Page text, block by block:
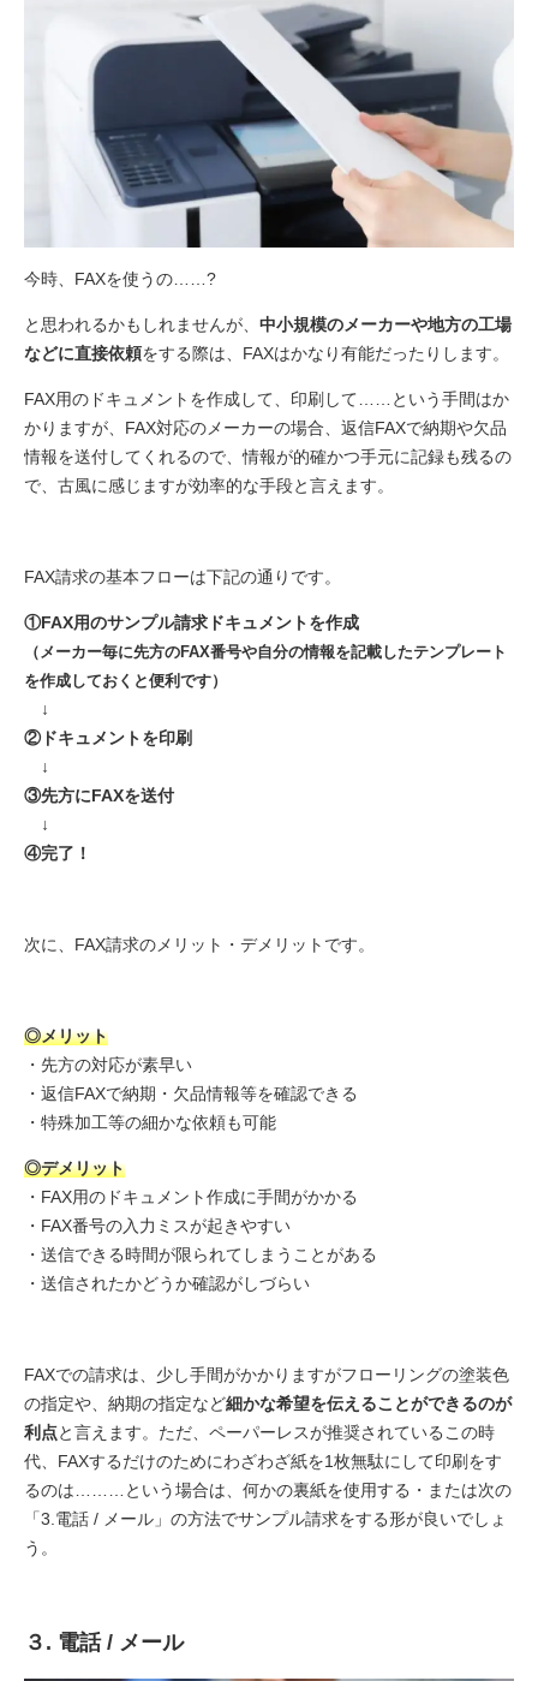
今時、FAXを使うの……?
と思われるかもしれませんが、 中小規模のメーカーや地方の工場
などに直接依頼をする際は、FAXはかなり有能だったりします。
FAX用のドキュメントを作成して、印刷して……という手間はか
かりますが、FAX対応のメーカーの場合、返信FAXで納期や欠品
情報を送付してくれるので、情報が的確かつ手元に記録も残るの
で、古風に感じますが効率的な手段と言えます。
FAX請求の基本フローは下記の通りです。
①FAX用のサンプル請求ドキュメントを作成
（メーカー毎に先方のFAX番号や自分の情報を記載したテンプレート
を作成しておくと便利です）
↓
②ドキュメントを印刷
↓
③先方にFAXを送付
↓
④完了！
次に、FAX請求のメリット・デメリットです。
◎メリット
・先方の対応が素早い
・返信FAXで納期・欠品情報等を確認できる
・特殊加工等の細かな依頼も可能
◎デメリット
・FAX用のドキュメント作成に手間がかかる
・FAX番号の入力ミスが起きやすい
・送信できる時間が限られてしまうことがある
・送信されたかどうか確認がしづらい
FAXでの請求は、少し手間がかかりますがフローリングの塗装色
の指定や、納期の指定など細かな希望を伝えることができるのが
利点と言えます。ただ、ペーパーレスが推奨されているこの時
代、FAXするだけのためにわざわざ紙を1枚無駄にして印刷をす
るのは………という場合は、何かの裏紙を使用する・または次の
「3.電話 / メール」の方法でサンプル請求をする形が良いでしょ
う。
３. 電話 / メール